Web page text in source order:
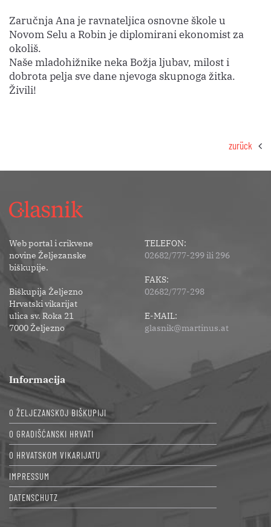
Zaručnja Ana je ravnateljica osnovne škole u
Novom Selu a Robin je diplomirani ekonomist za
okoliš.
Naše mladohižnike neka Božja ljubav, milost i
dobrota pelja sve dane njevoga skupnoga žitka.
Živili!
zurück
Web portal i crikvene
novine Željezanske
biškupije.
Biškupija Željezno
Hrvatski vikarijat
ulica sv. Roka 21
7000 Željezno
TELEFON:
02682/777-299 ili 296
FAKS:
02682/777-298
E-MAIL:
glasnik@martinus.at
Informacija
O ŽELJEZANSKOJ BIŠKUPIJI
O GRADIŠĆANSKI HRVATI
O HRVATSKOM VIKARIJATU
IMPRESSUM
DATENSCHUTZ